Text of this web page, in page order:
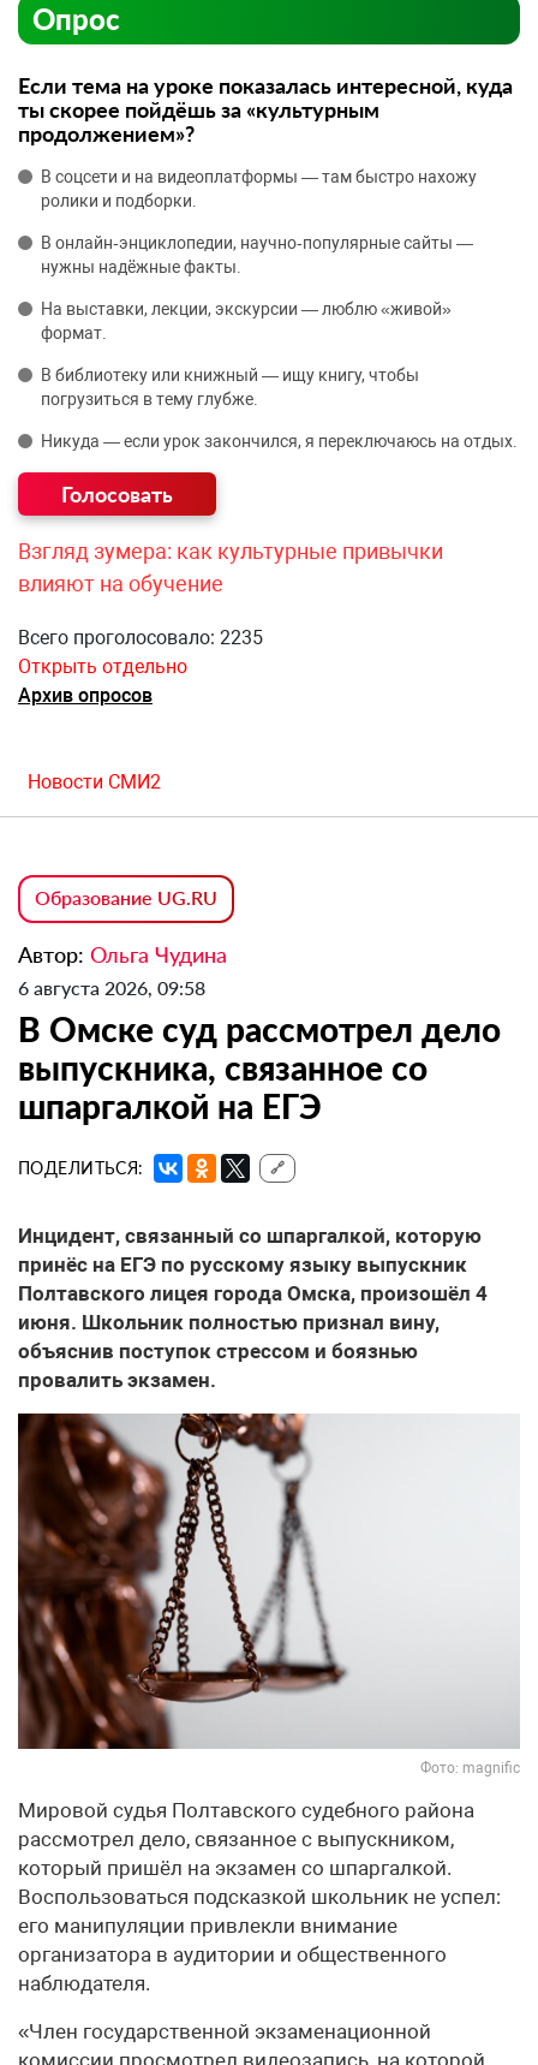
Опрос
Если тема на уроке показалась интересной, куда
ты скорее пойдёшь за «культурным
продолжением»?
В соцсети и на видеоплатформы — там быстро нахожу
ролики и подборки.
В онлайн‑энциклопедии, научно‑популярные сайты —
нужны надёжные факты.
На выставки, лекции, экскурсии — люблю «живой»
формат.
В библиотеку или книжный — ищу книгу, чтобы
погрузиться в тему глубже.
Никуда — если урок закончился, я переключаюсь на отдых.
Взгляд зумера: как культурные привычки
влияют на обучение
Всего проголосовало: 2235
Открыть отдельно
Архив опросов
Новости СМИ2
Образование UG.RU
Автор: Ольга Чудина
6 августа 2026, 09:58
В Омске суд рассмотрел дело
выпускника, связанное со
шпаргалкой на ЕГЭ
ПОДЕЛИТЬСЯ: 🔗
Инцидент, связанный со шпаргалкой, которую
принёс на ЕГЭ по русскому языку выпускник
Полтавского лицея города Омска, произошёл 4
июня. Школьник полностью признал вину,
объяснив поступок стрессом и боязнью
провалить экзамен.
Фото: magnific
Мировой судья Полтавского судебного района
рассмотрел дело, связанное с выпускником,
который пришёл на экзамен со шпаргалкой.
Воспользоваться подсказкой школьник не успел:
его манипуляции привлекли внимание
организатора в аудитории и общественного
наблюдателя.
«Член государственной экзаменационной
комиссии просмотрел видеозапись, на которой